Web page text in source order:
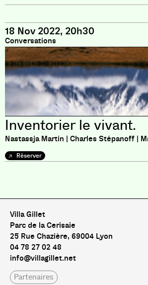
18 Nov 2022, 20h30
Conversations
Inventorier le vivant.
Nastassja Martin | Charles Stépanoff |
Réserver
Villa Gillet
Parc de la Cerisaie
25 Rue Chazière, 69004 Lyon
04 78 27 02 48
info@villagillet.net
Partenaires